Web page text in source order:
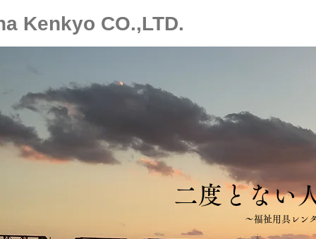
Kenkyo CO.,LTD.
二度とない
～福祉用具レン